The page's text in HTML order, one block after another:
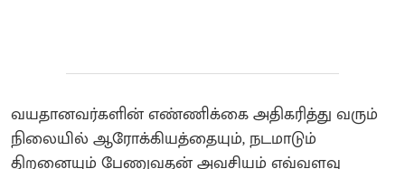
வயதானவர்களின் எண்ணிக்கை அதிகரித்து வரும்
நிலையில் ஆரோக்கியத்தையும், நடமாடும்
திறனையும் பேணுவதன் அவசியம் எவ்வளவு